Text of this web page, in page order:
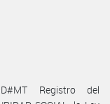
Registro del